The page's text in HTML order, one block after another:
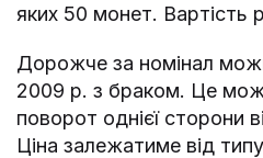
яких 50 монет. Вартість
Дорожче за номінал
2009 р. з браком. Це
поворот однієї сторони
Ціна залежатиме від типу